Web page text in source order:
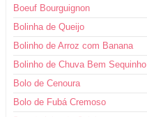
Boeuf Bourguignon
Bolinha de Queijo
Bolinho de Arroz com Banana
Bolinho de Chuva Bem Sequinho
Bolo de Cenoura
Bolo de Fubá Cremoso